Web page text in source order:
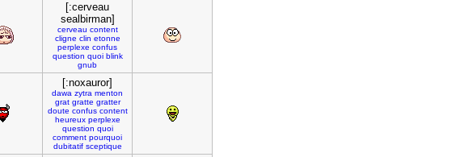
[:cerveau
sealbirman]
cerveau content
cligne clin etonne
perplexe confus
question quoi blink
gnub
[:noxauror]
dawa zytra menton
grat gratte gratter
doute confus content
heureux perplexe
question quoi
comment pourquoi
dubitatif sceptique